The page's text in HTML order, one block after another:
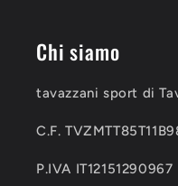
Chi siamo
tavazzani sport di
C.F.
P.IVA IT12151290967